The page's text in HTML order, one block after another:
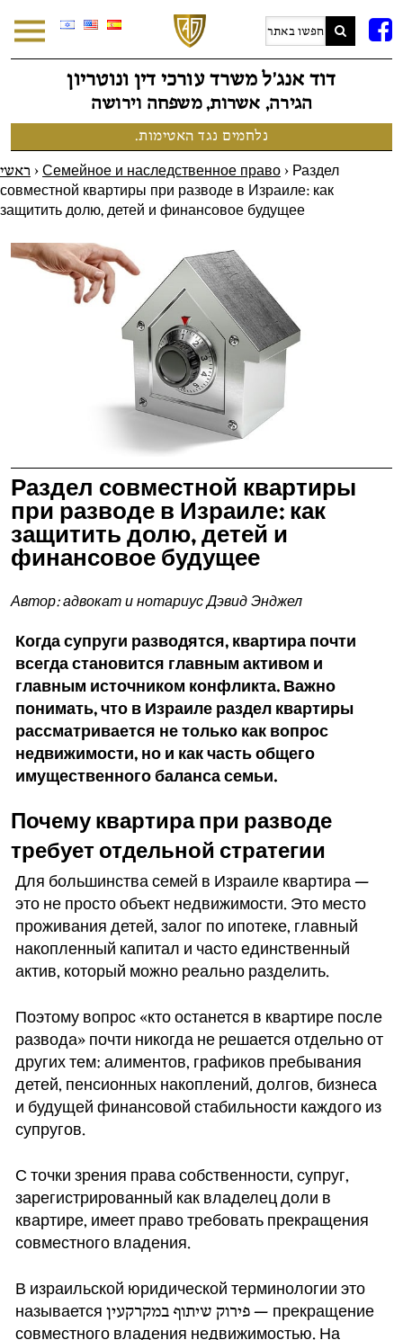
דוד אנג׳ל משרד עורכי דין ונוטריון
הגירה, אשרות, משפחה וירושה
נלחמים נגד האטימות.
ראשי > Семейное и наследственное право > Раздел
совместной квартиры при разводе в Израиле: как
защитить долю, детей и финансовое будущее
Раздел совместной квартиры
при разводе в Израиле: как
защитить долю, детей и
финансовое будущее
Автор: адвокат и нотариус Дэвид Энджел
Когда супруги разводятся, квартира почти
всегда становится главным активом и
главным источником конфликта. Важно
понимать, что в Израиле раздел квартиры
рассматривается не только как вопрос
недвижимости, но и как часть общего
имущественного баланса семьи.
Почему квартира при разводе
требует отдельной стратегии
Для большинства семей в Израиле квартира —
это не просто объект недвижимости. Это место
проживания детей, залог по ипотеке, главный
накопленный капитал и часто единственный
актив, который можно реально разделить.
Поэтому вопрос «кто останется в квартире после
развода» почти никогда не решается отдельно от
других тем: алиментов, графиков пребывания
детей, пенсионных накоплений, долгов, бизнеса
и будущей финансовой стабильности каждого из
супругов.
С точки зрения права собственности, супруг,
зарегистрированный как владелец доли в
квартире, имеет право требовать прекращения
совместного владения.
В израильской юридической терминологии это
называется פירוק שיתוף במקרקעין — прекращение
совместного владения недвижимостью. На